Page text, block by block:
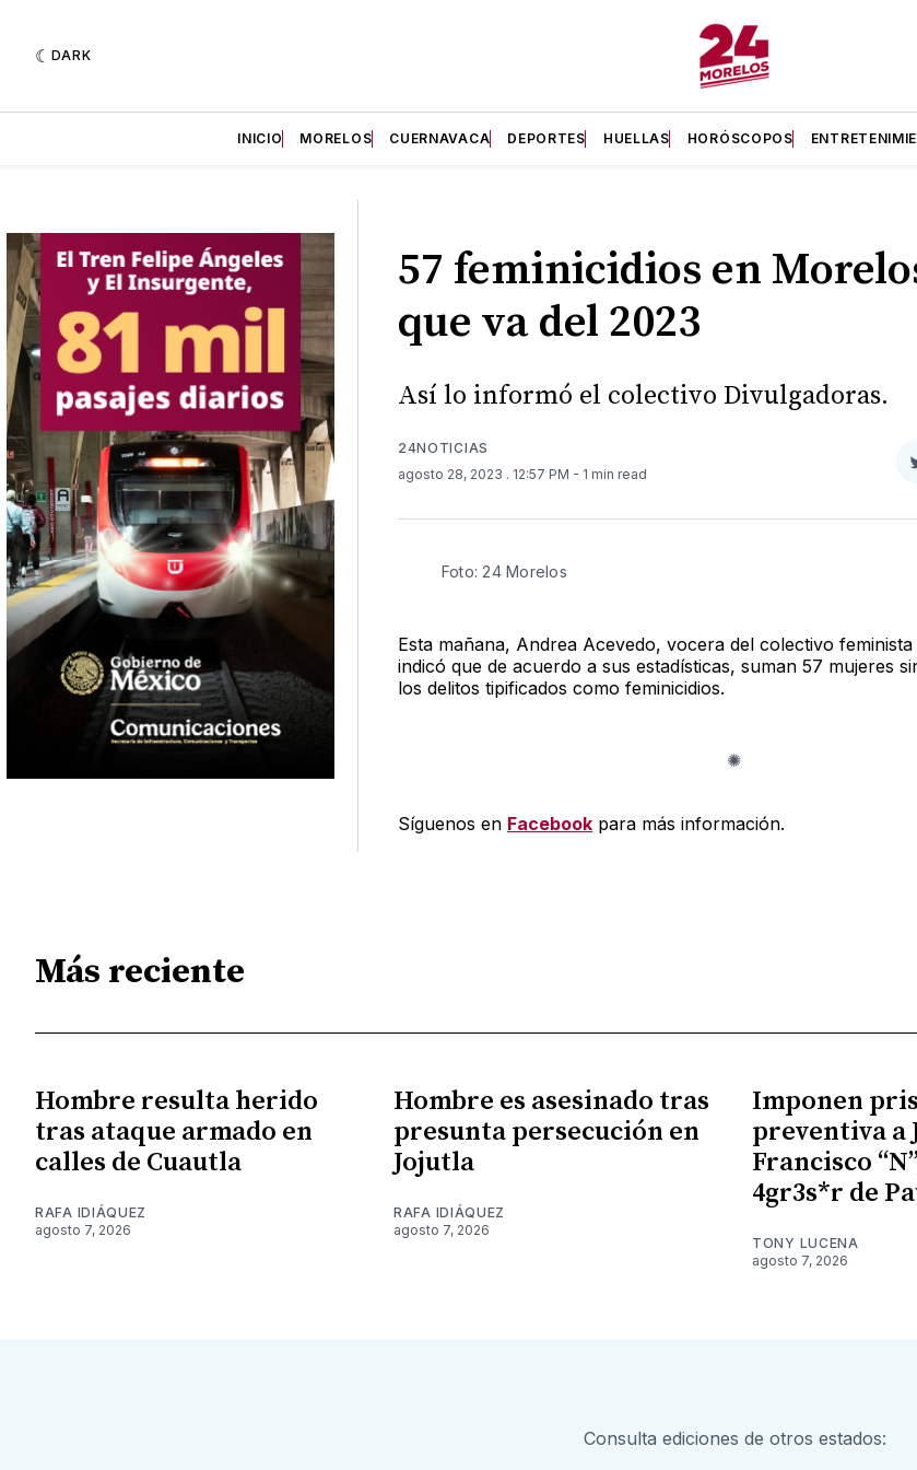
DARK
INICIO MORELOS CUERNAVACA DEPORTES HUELLAS HORÓSCOPOS
57 feminicidios en
que va del 2023
Así lo informó el colectivo Divulgadoras.
24NOTICIAS
agosto 28, 2023 . 12:57 PM - 1 min read
Foto: 24 Morelos
Esta mañana, Andrea Acevedo, vocera del colectivo
indicó que de acuerdo a sus estadísticas, suman 57 mujeres
los delitos tipificados como feminicidios.
Síguenos en Facebookpara más información.
Más reciente
Hombre resulta herido
tras ataque armado en
calles de Cuautla
RAFA IDIÁQUEZ
agosto 7, 2026
Hombre es asesinado tras
presunta persecución en
Jojutla
RAFA IDIÁQUEZ
agosto 7, 2026
Imponen
preventiva a
Francisco
4gr3s*r de
TONY LUCENA
agosto 7, 2026
Consulta ediciones de otros estados: